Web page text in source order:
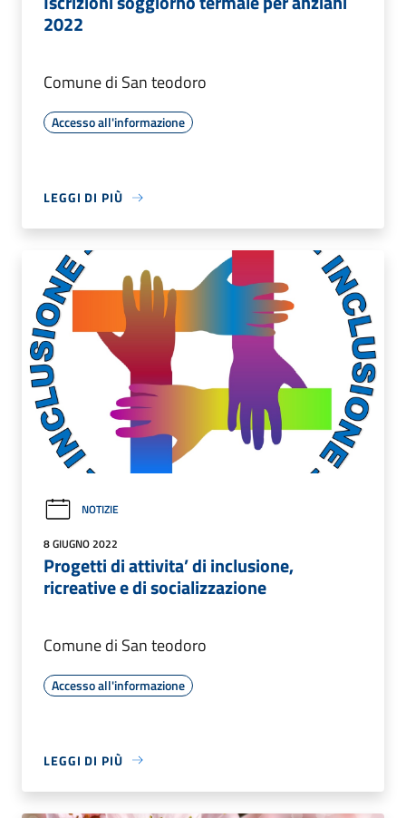
2022
Comune di San teodoro
Accesso all'informazione
LEGGI DI PIÙ
NOTIZIE
8 GIUGNO 2022
Progetti di attivita’ di inclusione,
ricreative e di socializzazione
Comune di San teodoro
Accesso all'informazione
LEGGI DI PIÙ